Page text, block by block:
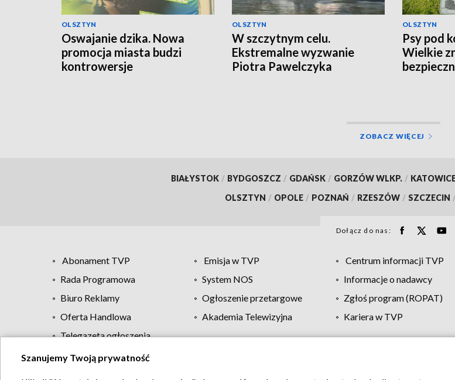
OLSZTYN
Oswajanie dzika. Nowa
promocja miasta budzi
kontrowersje
OLSZTYN
W szczytnym celu.
Ekstremalne wyzwanie
Piotra Pawelczyka
OLSZTYN
Psy pod
Wielkie
ZOBACZ WIĘCEJ
BIAŁYSTOK / BYDGOSZCZ / GDAŃSK / GORZÓW WLKP. /
OLSZTYN / OPOLE / POZNAŃ / RZESZÓW / SZCZECIN
Dołącz do nas:
Abonament TVP Emisja w TVP Centrum informacji TVP
Rada Programowa
System NOS Informacje o nadawcy
Biuro Reklamy
Ogłoszenie przetargowe Zgłoś program (ROPAT)
Oferta Handlowa
Akademia Telewizyjna Kariera w TVP
Telegazeta ogłoszenia
Szanujemy Twoją prywatność